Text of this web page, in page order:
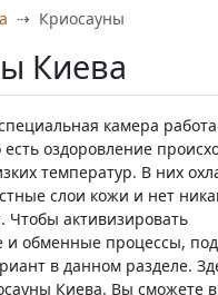
Криосауны
Киева
камера
оздоровление
температур. В них
слои кожи и нет
Чтобы активизировать
и обменные процессы,
в данном разделе.
Киева. Вы сможете